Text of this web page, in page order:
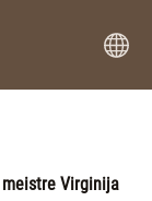
Virginija